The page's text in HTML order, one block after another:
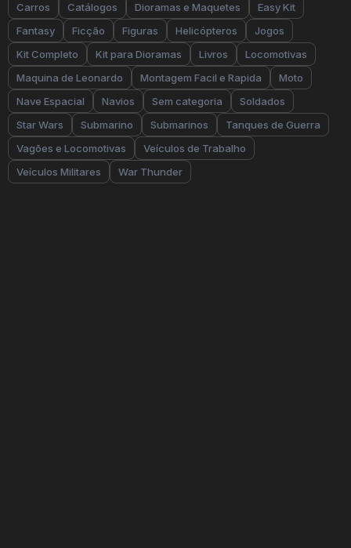
Carros
Catálogos Dioramas e Maquetes
Easy Kit
Fantasy
Ficção Figuras Helicópteros
Jogos
Kit Completo
Kit para Dioramas Livros
Locomotivas
Maquina de Leonardo
Montagem Facil e Rapida
Moto
Nave Espacial
Navios Sem categoria
Soldados
Star Wars
Submarino Submarinos
Tanques de Guerra
Vagões e Locomotivas
Veículos de Trabalho
Veículos Militares
War Thunder